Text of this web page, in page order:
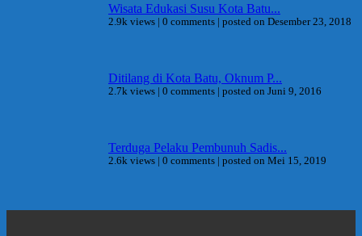
Wisata Edukasi Susu Kota Batu...
2.9k views | 0 comments | posted on Desember 23, 2018
Ditilang di Kota Batu, Oknum P...
2.7k views | 0 comments | posted on Juni 9, 2016
Terduga Pelaku Pembunuh Sadis...
2.6k views | 0 comments | posted on Mei 15, 2019